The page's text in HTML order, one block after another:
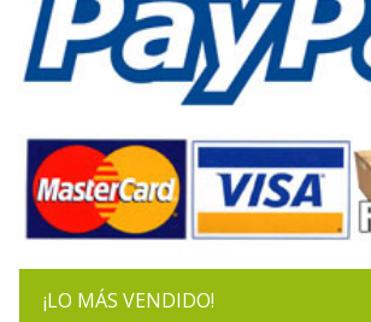
¡LO MÁS VENDIDO!